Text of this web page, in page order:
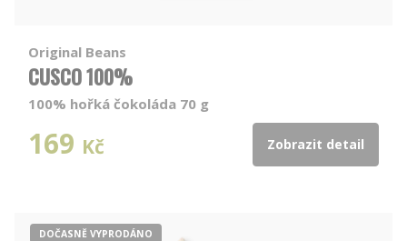
Original Beans
CUSCO 100%
100% hořká čokoláda 70 g
169 Kč Zobrazit detail
DOČASNĚ VYPRODÁNO